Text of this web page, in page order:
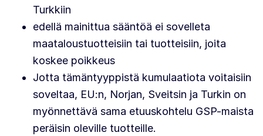
Turkkiin
edellä mainittua sääntöä ei sovelleta
maataloustuotteisiin tai tuotteisiin, joita
koskee poikkeus
Jotta tämäntyyppistä kumulaatiota voitaisiin
soveltaa, EU:n, Norjan, Sveitsin ja Turkin on
myönnettävä sama etuuskohtelu GSP-maista
peräisin oleville tuotteille.